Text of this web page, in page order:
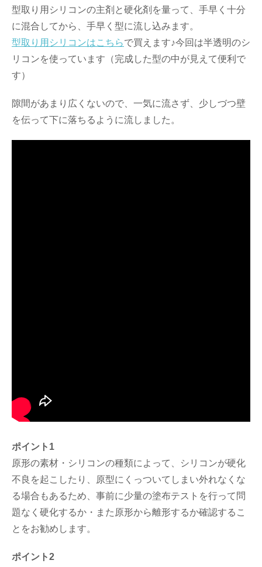
型取り用シリコンの主剤と硬化剤を量って、手早く十分
に混合してから、手早く型に流し込みます。
型取り用シリコンはこちらで買えます♪今回は半透明のシ
リコンを使っています（完成した型の中が見えて便利で
す）
隙間があまり広くないので、一気に流さず、少しづつ壁
を伝って下に落ちるように流しました。
ポイント1
原形の素材・シリコンの種類によって、シリコンが硬化
不良を起こしたり、原型にくっついてしまい外れなくな
る場合もあるため、事前に少量の塗布テストを行って問
題なく硬化するか・また原形から離形するか確認するこ
とをお勧めします。
ポイント2